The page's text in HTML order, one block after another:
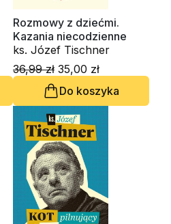
Rozmowy z dziećmi.
Kazania niecodzienne
ks. Józef Tischner
36,99 zł 35,00 zł
Do koszyka